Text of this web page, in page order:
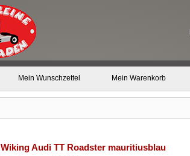
Mein Wunschzettel Mein Warenkorb
Wiking Audi TT Roadster mauritiusblau